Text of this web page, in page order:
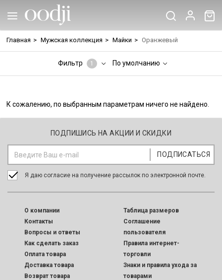
Главная > Мужская коллекция > Майки > Оранжевый
Фильтр 1 По умолчанию
К сожалению, по выбранным параметрам ничего не найдено.
ПОДПИШИСЬ НА АКЦИИ И СКИДКИ
Я даю согласие на получение рассылок по электронной почте.
O компании
Контакты
Вопросы и ответы
Как сделать заказ
Оплата товара
Доставка товара
Возврат товара
Таблица размеров
Соглашение
пользователя
Правила интернет-
торговли
Знаки и правила ухода за
товарами